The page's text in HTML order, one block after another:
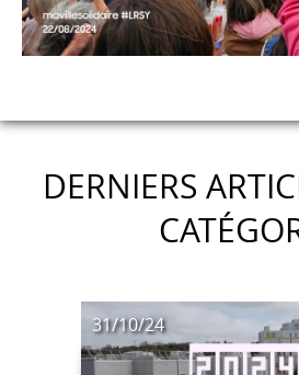
DERNIERS
31/10/24